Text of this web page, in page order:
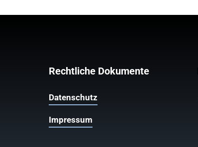
Rechtliche Dokumente
Datenschutz
Impressum